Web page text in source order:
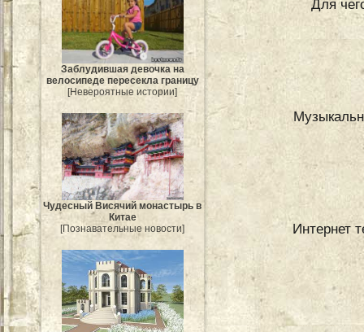
Заблудившая девочка на
велосипеде пересекла границу
[Невероятные истории]
Чудесный Висячий монастырь в
Китае
[Познавательные новости]
Для
Интернет